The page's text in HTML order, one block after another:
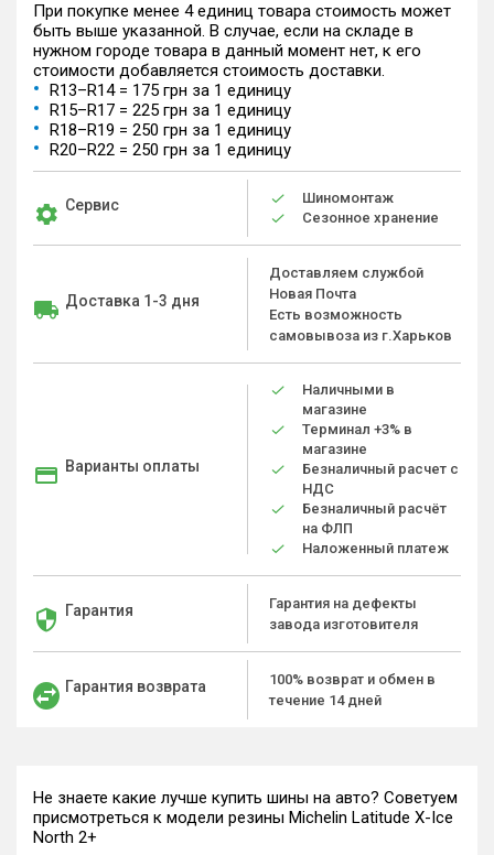
При покупке менее 4 единиц товара стоимость может
быть выше указанной. В случае, если на складе в
нужном городе товара в данный момент нет, к его
стоимости добавляется стоимость доставки.
R13–R14 = 175 грн за 1 единицу
R15–R17 = 225 грн за 1 единицу
R18–R19 = 250 грн за 1 единицу
R20–R22 = 250 грн за 1 единицу
Сервис
Шиномонтаж
Сезонное хранение
Доставка 1-3 дня
Доставляем службой
Новая Почта
Есть возможность
самовывоза из г.Харьков
Варианты оплаты
Наличными в
магазине
Терминал +3% в
магазине
Безналичный расчет с
НДС
Безналичный расчёт
на ФЛП
Наложенный платеж
Гарантия
Гарантия на дефекты
завода изготовителя
Гарантия возврата
100% возврат и обмен в
течение 14 дней
Не знаете какие лучше купить шины на авто? Советуем
присмотреться к модели резины Michelin Latitude X-Ice
North 2+